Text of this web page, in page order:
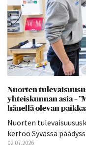
Nuorten
yhteiskunnan asia –
hänellä olevan
Nuorten
kertoo Syvässä
02.07.2026